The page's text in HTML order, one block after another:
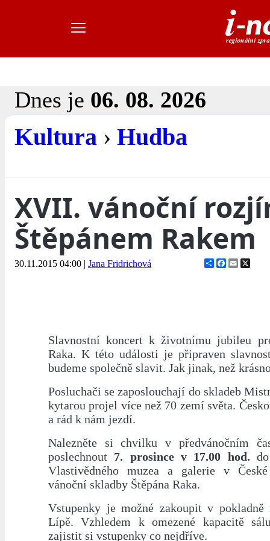
Dnes je 06. 08. 2026
Kultura › Hudba
XVII. vánoční
Štěpánem Rakem
30.11.2015 04:00 | Jana Fridrichová ShareFacebook
Email
Slavnostní koncert k životnímu jubileu
Raka. K této události je připraven
budeme společně slavit. Jak jinak, než
Posluchači se zaposlouchají do skladeb
kytarou projel více než 70 zemí světa.
a rád k nám jezdí.
Nalezněte si chvilku v předvánočním
poslechnout 7. prosince v 17.00 hod.
Vlastivědného muzea a galerie v
vánoční skladby Štěpána Raka.
Vstupenky je možné zakoupit v pokladně
Lípě. Vzhledem k omezené kapacitě
zajistit si vstupenky co nejdříve.